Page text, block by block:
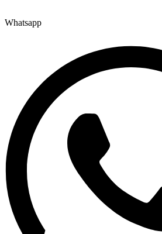
Whatsapp